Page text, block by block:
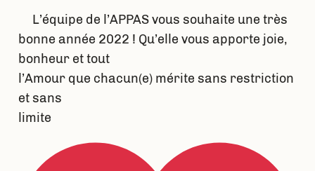
L’équipe de l’APPAS vous souhaite une très
bonne année 2022 ! Qu’elle vous apporte joie,
bonheur et tout
l’Amour que chacun(e) mérite sans restriction
et sans
limite